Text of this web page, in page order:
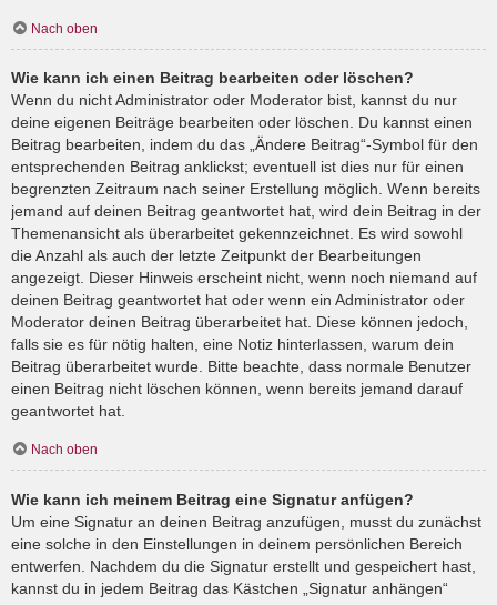
Nach oben
Wie kann ich einen Beitrag bearbeiten oder löschen?
Wenn du nicht Administrator oder Moderator bist, kannst du nur
deine eigenen Beiträge bearbeiten oder löschen. Du kannst einen
Beitrag bearbeiten, indem du das „Ändere Beitrag“-Symbol für den
entsprechenden Beitrag anklickst; eventuell ist dies nur für einen
begrenzten Zeitraum nach seiner Erstellung möglich. Wenn bereits
jemand auf deinen Beitrag geantwortet hat, wird dein Beitrag in der
Themenansicht als überarbeitet gekennzeichnet. Es wird sowohl
die Anzahl als auch der letzte Zeitpunkt der Bearbeitungen
angezeigt. Dieser Hinweis erscheint nicht, wenn noch niemand auf
deinen Beitrag geantwortet hat oder wenn ein Administrator oder
Moderator deinen Beitrag überarbeitet hat. Diese können jedoch,
falls sie es für nötig halten, eine Notiz hinterlassen, warum dein
Beitrag überarbeitet wurde. Bitte beachte, dass normale Benutzer
einen Beitrag nicht löschen können, wenn bereits jemand darauf
geantwortet hat.
Nach oben
Wie kann ich meinem Beitrag eine Signatur anfügen?
Um eine Signatur an deinen Beitrag anzufügen, musst du zunächst
eine solche in den Einstellungen in deinem persönlichen Bereich
entwerfen. Nachdem du die Signatur erstellt und gespeichert hast,
kannst du in jedem Beitrag das Kästchen „Signatur anhängen“